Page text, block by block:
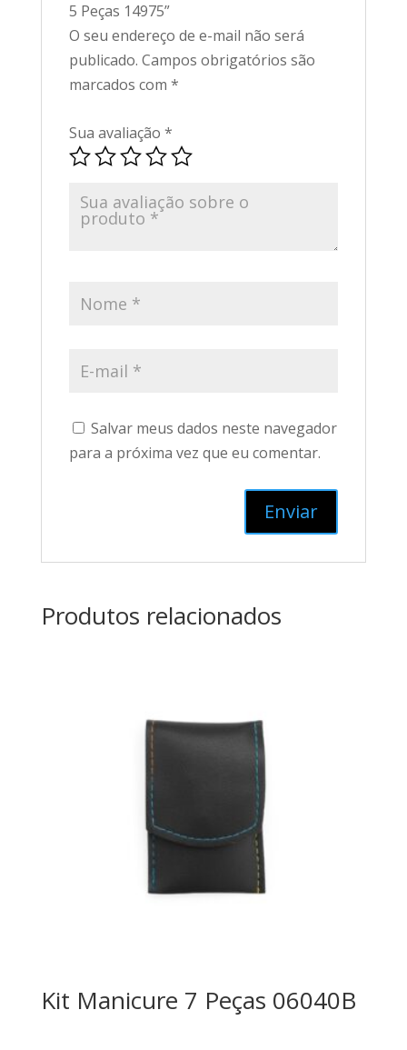
5 Peças 14975”
O seu endereço de e-mail não será
publicado. Campos obrigatórios são
marcados com *
Sua avaliação *
Salvar meus dados neste navegador
para a próxima vez que eu comentar.
Produtos relacionados
Kit Manicure 7 Peças 06040B